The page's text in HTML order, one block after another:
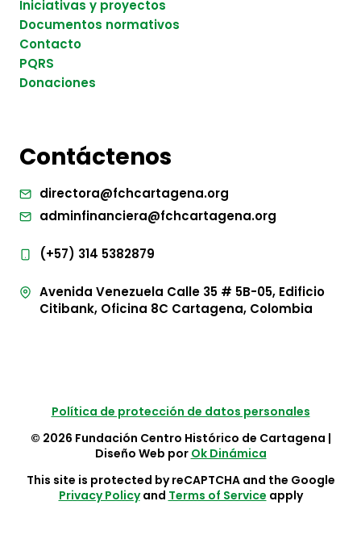
Iniciativas y proyectos
Documentos normativos
Contacto
PQRS
Donaciones
Contáctenos
directora@fchcartagena.org
adminfinanciera@fchcartagena.org
(+57) 314 5382879
Avenida Venezuela Calle 35 # 5B-05, Edificio
Citibank, Oficina 8C Cartagena, Colombia
Política de protección de datos personales
© 2026 Fundación Centro Histórico de Cartagena |
Diseño Web por Ok Dinámica
This site is protected by reCAPTCHA and the Google
Privacy Policyand Terms of Service apply